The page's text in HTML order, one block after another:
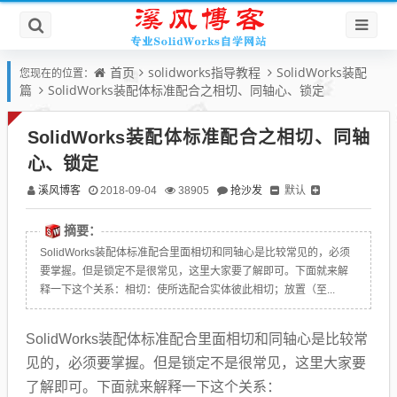
您现在的位置： 首页 solidworks指导教程
SolidWorks装配
篇
SolidWorks装配体标准配合之相切、同轴心、锁定
SolidWorks装配体标准配合之相切、同轴
心、锁定
溪风博客 2018-09-04 38905 抢沙发 默认
摘要：
SolidWorks装配体标准配合里面相切和同轴心是比较常见的，必须
要掌握。但是锁定不是很常见，这里大家要了解即可。下面就来解
释一下这个关系：相切：使所选配合实体彼此相切；放置（至...
SolidWorks装配体标准配合里面相切和同轴心是比较常
见的，必须要掌握。但是锁定不是很常见，这里大家要
了解即可。下面就来解释一下这个关系：